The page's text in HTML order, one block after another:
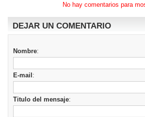
No hay comentarios para
DEJAR UN COMENTARIO
Nombre:
E-mail :
Titulo del mensaje: